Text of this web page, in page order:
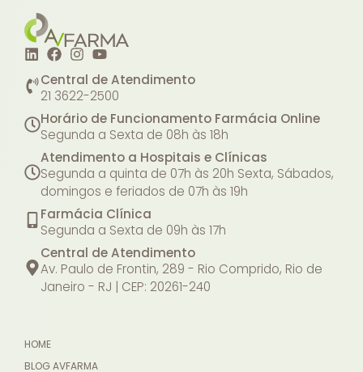
Central de Atendimento
21 3622-2500
Horário de Funcionamento Farmácia Online
Segunda a Sexta de 08h às 18h
Atendimento a Hospitais e Clínicas
Segunda a quinta de 07h às 20h Sexta, Sábados,
domingos e feriados de 07h às 19h
Farmácia Clínica
Segunda a Sexta de 09h às 17h
Central de Atendimento
Av. Paulo de Frontin, 289 - Rio Comprido, Rio de
Janeiro - RJ | CEP: 20261-240
HOME
BLOG AVFARMA